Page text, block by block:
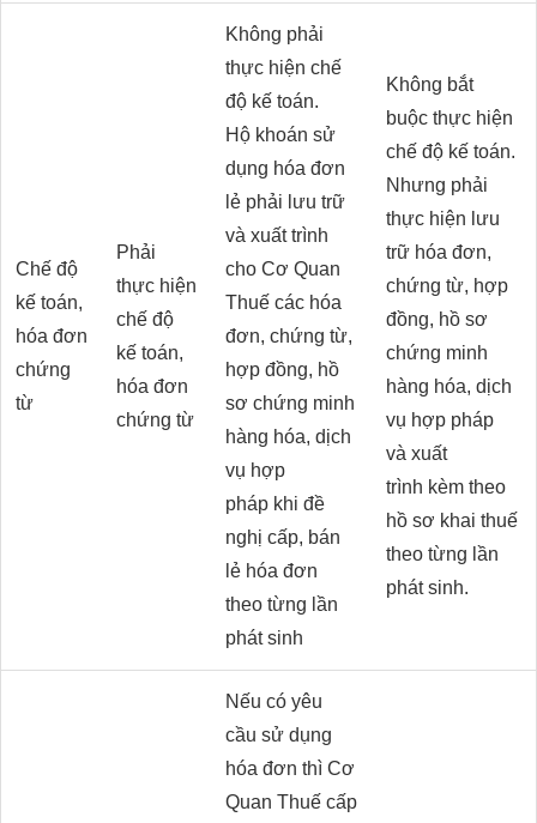
Chế độ
kế toán,
hóa đơn
chứng
từ
Phải
thực hiện
chế độ
kế toán,
hóa đơn
chứng từ
Không phải
thực hiện chế
độ kế toán.
Hộ khoán sử
dụng hóa đơn
lẻ phải lưu trữ
và xuất trình
cho Cơ Quan
Thuế các hóa
đơn, chứng từ,
hợp đồng, hồ
sơ chứng minh
hàng hóa, dịch
vụ hợp
pháp khi đề
nghị cấp, bán
lẻ hóa đơn
theo từng lần
phát sinh
Không bắt
buộc thực hiện
chế độ kế toán.
Nhưng phải
thực hiện lưu
trữ hóa đơn,
chứng từ, hợp
đồng, hồ sơ
chứng minh
hàng hóa, dịch
vụ hợp pháp
và xuất
trình kèm theo
hồ sơ khai thuế
theo từng lần
phát sinh.
Nếu có yêu
cầu sử dụng
hóa đơn thì Cơ
Quan Thuế cấp